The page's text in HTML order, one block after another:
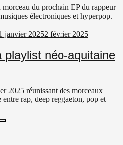
du prochain EP du rappeur
électroniques et hyperpop.
janvier 20252 février 2025
playlist néo-aquitaine
2025 réunissant des morceaux
entre rap, deep reggaeton, pop et
Search